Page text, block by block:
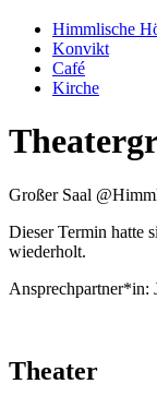
Himmlische
Konvikt
Café
Kirche
Großer Saal
Dieser Termin hatte
wiederholt.
Ansprechpartner*in:
Theater